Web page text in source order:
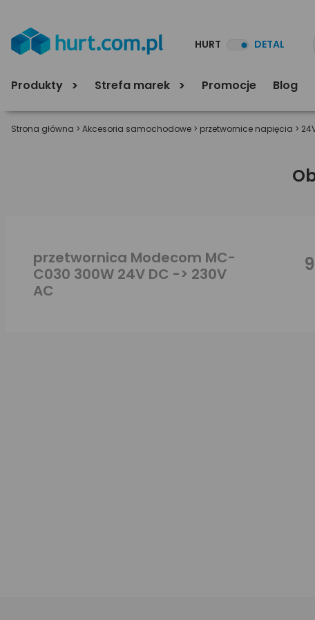
HURT DETAL
Produkty Strefa marek Promocje Blog
Strona główna > Akcesoria samochodowe > przetwornice napięcia >
przetwornica Modecom MC-
C030 300W 24V DC -> 230V
AC